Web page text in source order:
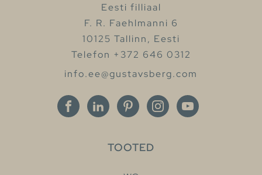
Eesti filliaal
F. R. Faehlmanni 6
10125 Tallinn, Eesti
Telefon +372 646 0312
info.ee@gustavsberg.com
TOOTED